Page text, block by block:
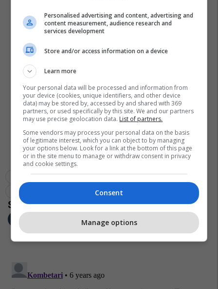
Debat Plus Labinor Tahiri Akr
Zgjedhjet
Zgjedhjet 2019
Rtv Dukagjini
Personalised advertising and content, advertising and
content measurement, audience research and
services development
Store and/or access information on a device
Learn more
Your personal data will be processed and information from
your device (cookies, unique identifiers, and other device
data) may be stored by, accessed by and shared with 369
partners, or used specifically by this site. We and our partners
may use precise geolocation data. List of partners.
Some vendors may process your personal data on the basis
of legitimate interest, which you can object to by managing
your options below. Look for a link at the bottom of this page
or in the site menu to manage or withdraw consent in privacy
and cookie settings.
Consent
Manage options